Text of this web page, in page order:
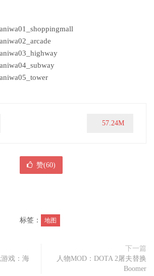
57.24M
赞(60)
标签： 地图
戏：海
下一篇
人物MOD：DOTA 2屠夫替换
Boomer